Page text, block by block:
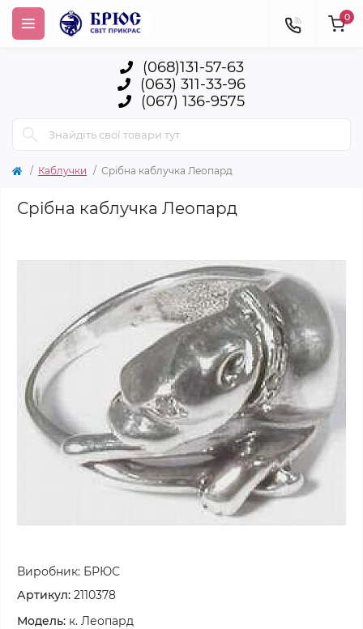
(068)131-57-63
(063) 311-33-96
(067) 136-9575
0
Каблучки Срібна каблучка Леопард
Срібна каблучка Леопард
Виробник: БРЮС
Артикул: 2110378
Модель: к. Леопард